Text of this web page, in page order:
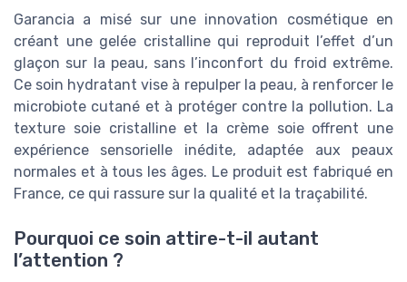
Garancia a misé sur une innovation cosmétique en
créant une gelée cristalline qui reproduit l’effet d’un
glaçon sur la peau, sans l’inconfort du froid extrême.
Ce soin hydratant vise à repulper la peau, à renforcer le
microbiote cutané et à protéger contre la pollution. La
texture soie cristalline et la crème soie offrent une
expérience sensorielle inédite, adaptée aux peaux
normales et à tous les âges. Le produit est fabriqué en
France, ce qui rassure sur la qualité et la traçabilité.
Pourquoi ce soin attire-t-il autant
l’attention ?